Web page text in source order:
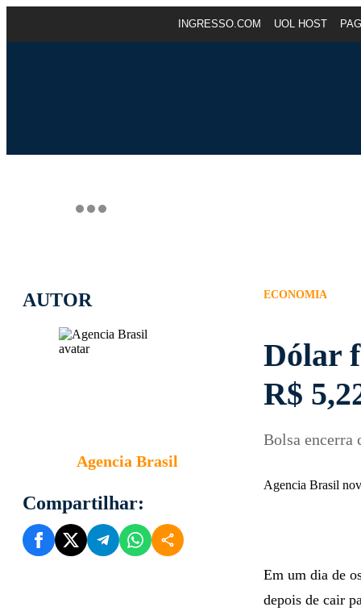
INGRESSO.COM UOL HOST
AUTOR
Agencia Brasil
Compartilhar:
ECONOMIA
Dólar
R$
Bolsa encerra
Agencia Brasil
Em um dia de
depois de cair